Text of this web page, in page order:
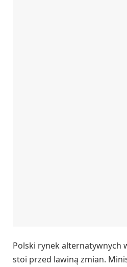
Polski rynek alternatywnych
stoi przed lawiną zmian.